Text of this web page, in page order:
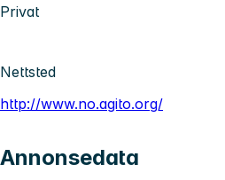
Privat
Nettsted
http://www.no.agito.org/
Annonsedata